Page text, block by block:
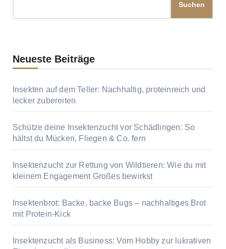
Suchen
Neueste Beiträge
Insekten auf dem Teller: Nachhaltig, proteinreich und
lecker zubereiten
Schütze deine Insektenzucht vor Schädlingen: So
hältst du Mücken, Fliegen & Co. fern
Insektenzucht zur Rettung von Wildtieren: Wie du mit
kleinem Engagement Großes bewirkst
Insektenbrot: Backe, backe Bugs – nachhaltiges Brot
mit Protein-Kick
Insektenzucht als Business: Vom Hobby zur lukrativen